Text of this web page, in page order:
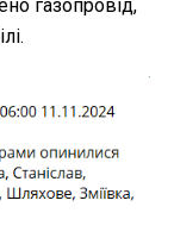
газопровід,